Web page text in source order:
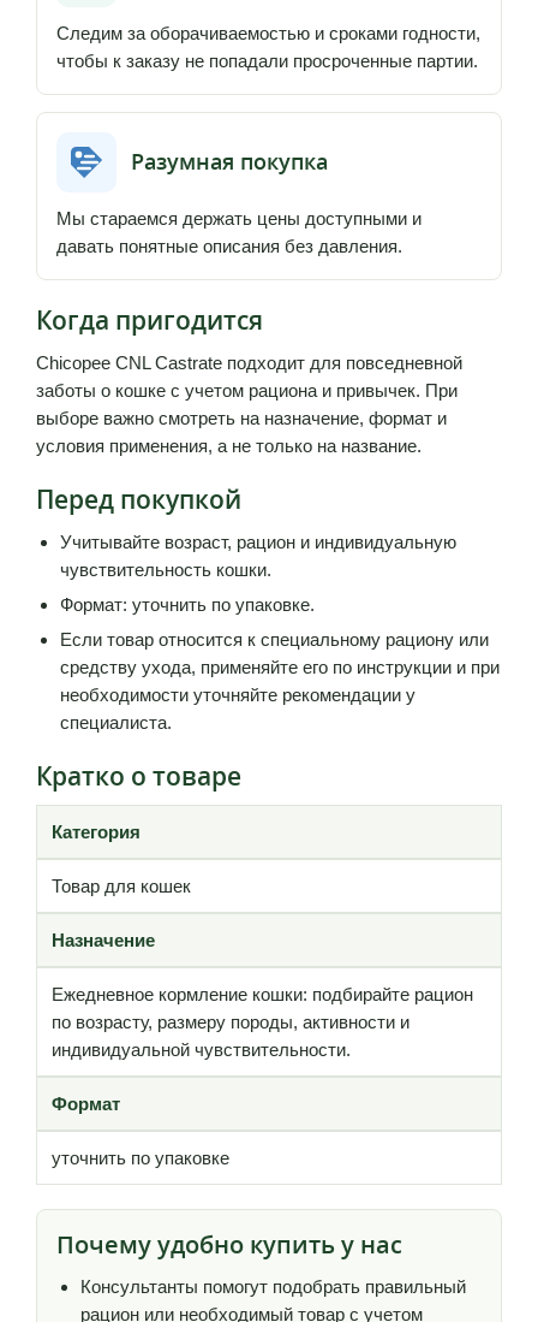
Следим за оборачиваемостью и сроками годности,
чтобы к заказу не попадали просроченные партии.
Разумная покупка
Мы стараемся держать цены доступными и
давать понятные описания без давления.
Когда пригодится
Chicopee CNL Castrate подходит для повседневной
заботы о кошке с учетом рациона и привычек. При
выборе важно смотреть на назначение, формат и
условия применения, а не только на название.
Перед покупкой
Учитывайте возраст, рацион и индивидуальную
чувствительность кошки.
Формат: уточнить по упаковке.
Если товар относится к специальному рациону или
средству ухода, применяйте его по инструкции и при
необходимости уточняйте рекомендации у
специалиста.
Кратко о товаре
Категория
Товар для кошек
Назначение
Ежедневное кормление кошки: подбирайте рацион
по возрасту, размеру породы, активности и
индивидуальной чувствительности.
Формат
уточнить по упаковке
Почему удобно купить у нас
Консультанты помогут подобрать правильный
рацион или необходимый товар с учетом